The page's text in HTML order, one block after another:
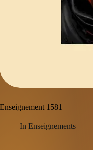
Enseignement 1581
In Enseignements